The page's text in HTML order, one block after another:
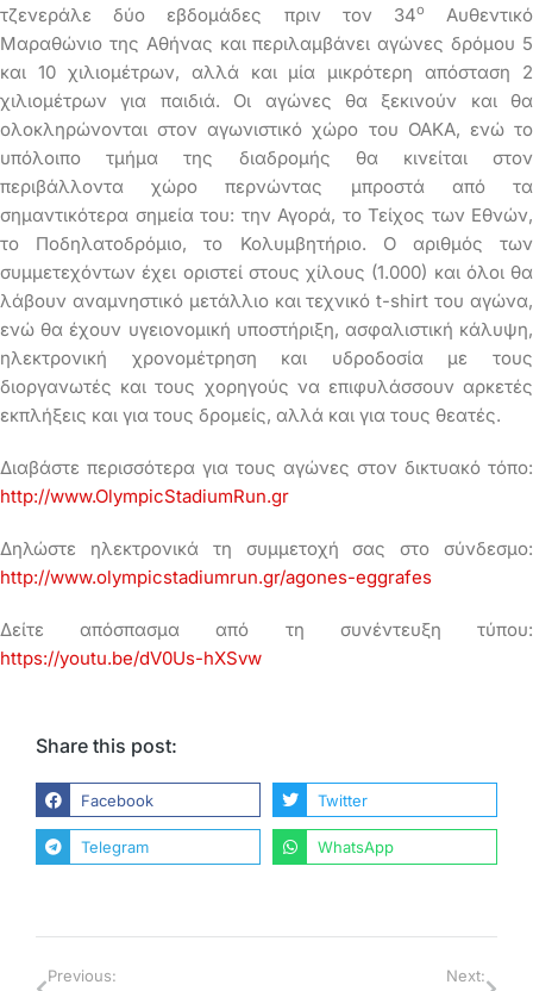
τζενεράλε δύο εβδομάδες πριν τον 34ο
Αυθεντικό
Μαραθώνιο της Αθήνας και περιλαμβάνει αγώνες δρόμου 5
και 10 χιλιομέτρων, αλλά και μία μικρότερη απόσταση 2
χιλιομέτρων για παιδιά. Οι αγώνες θα ξεκινούν και θα
ολοκληρώνονται στον αγωνιστικό χώρο του ΟΑΚΑ, ενώ το
υπόλοιπο τμήμα της διαδρομής θα κινείται στον
περιβάλλοντα χώρο περνώντας μπροστά από τα
σημαντικότερα σημεία του: την Αγορά, το Τείχος των Εθνών,
το Ποδηλατοδρόμιο, το Κολυμβητήριο. Ο αριθμός των
συμμετεχόντων έχει οριστεί στους χίλους (1.000) και όλοι θα
λάβουν αναμνηστικό μετάλλιο και τεχνικό t-shirt του αγώνα,
ενώ θα έχουν υγειονομική υποστήριξη, ασφαλιστική κάλυψη,
ηλεκτρονική χρονομέτρηση και υδροδοσία με τους
διοργανωτές και τους χορηγούς να επιφυλάσσουν αρκετές
εκπλήξεις και για τους δρομείς, αλλά και για τους θεατές.
Διαβάστε περισσότερα για τους αγώνες στον δικτυακό τόπο:
http://www.OlympicStadiumRun.gr
Δηλώστε ηλεκτρονικά τη συμμετοχή σας στο σύνδεσμο:
http://www.olympicstadiumrun.gr/agones-eggrafes
Δείτε απόσπασμα από τη συνέντευξη τύπου:
https://youtu.be/dV0Us-hXSvw
Share this post:
Facebook Twitter
Telegram WhatsApp
Previous: Next: